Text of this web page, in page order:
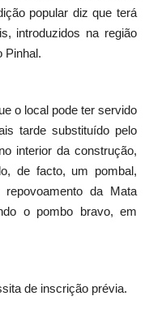
popular diz que terá
introduzidos na região
Pinhal.
o local pode ter servido
tarde substituído pelo
interior da construção,
de facto, um pombal,
da Mata
o pombo bravo, em
de inscrição prévia.